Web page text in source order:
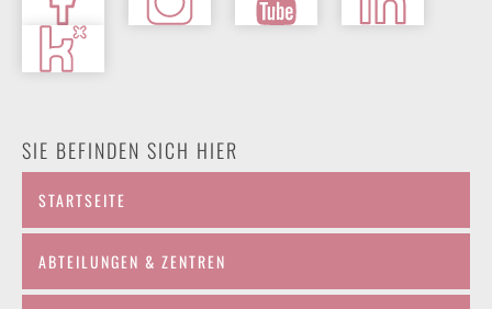
SIE BEFINDEN SICH HIER
STARTSEITE
ABTEILUNGEN & ZENTREN